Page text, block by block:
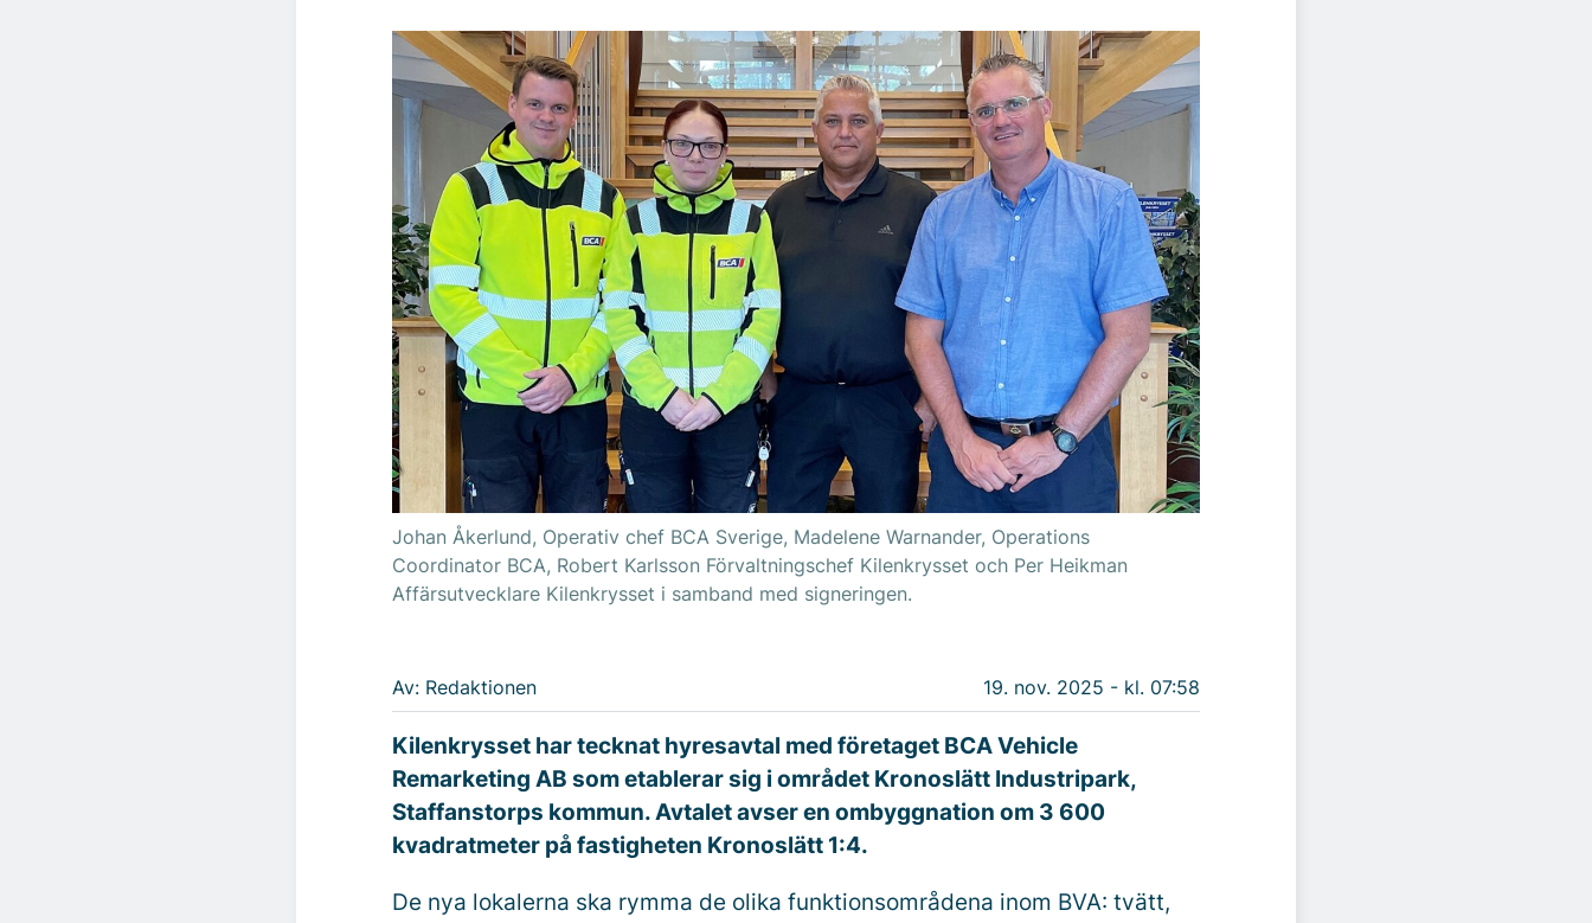
Johan Åkerlund, Operativ chef BCA Sverige, Madelene Warnander, Operations
Coordinator BCA, Robert Karlsson Förvaltningschef Kilenkrysset och Per Heikman
Affärsutvecklare Kilenkrysset i samband med signeringen.
Av: Redaktionen 19. nov. 2025 - kl. 07:58
Kilenkrysset har tecknat hyresavtal med företaget BCA Vehicle
Remarketing AB som etablerar sig i området Kronoslätt Industripark,
Staffanstorps kommun. Avtalet avser en ombyggnation om 3 600
kvadratmeter på fastigheten Kronoslätt 1:4.
De nya lokalerna ska rymma de olika funktionsområdena inom BVA: tvätt,